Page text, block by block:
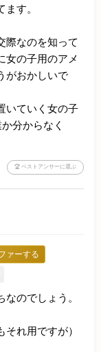
す。
際なのを知って
女の子用のアメ
がおかしいで
いていく女の子
分からなく
🏆 ベストアンサーに選ぶ
ァーする
のでしょう。
れ用ですが）